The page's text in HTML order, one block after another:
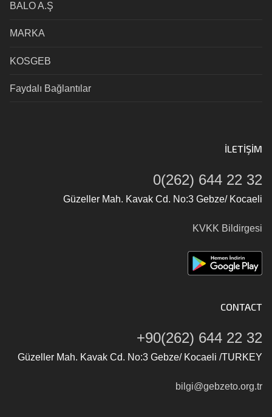
BALO A.Ş
MARKA
KOSGEB
Faydalı Bağlantılar
İLETIŞIM
0(262) 644 22 32
Güzeller Mah. Kavak Cd. No:3 Gebze/ Kocaeli
KVKK Bildirgesi
CONTACT
+90(262) 644 22 32
Güzeller Mah. Kavak Cd. No:3 Gebze/ Kocaeli /TURKEY
bilgi@gebzeto.org.tr